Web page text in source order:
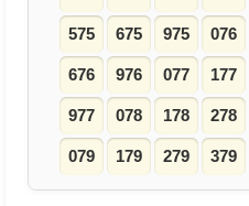
575 675 975 076
676 976 077 177
977 078 178 278
079 179 279 379